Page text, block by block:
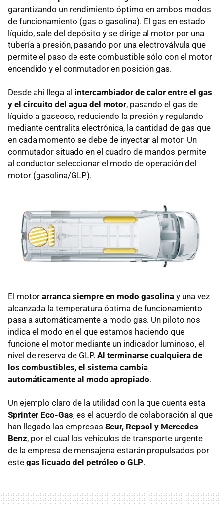
garantizando un rendimiento óptimo en ambos modos
de funcionamiento (gas o gasolina). El gas en estado
líquido, sale del depósito y se dirige al motor por una
tubería a presión, pasando por una electroválvula que
permite el paso de este combustible sólo con el motor
encendido y el conmutador en posición gas.
Desde ahí llega al intercambiador de calor entre el gas
y el circuito del agua del motor, pasando el gas de
líquido a gaseoso, reduciendo la presión y regulando
mediante centralita electrónica, la cantidad de gas que
en cada momento se debe de inyectar al motor. Un
conmutador situado en el cuadro de mandos permite
al conductor seleccionar el modo de operación del
motor (gasolina/GLP).
El motor arranca siempre en modo gasolina y una vez
alcanzada la temperatura óptima de funcionamiento
pasa a automáticamente a modo gas. Un piloto nos
indica el modo en el que estamos haciendo que
funcione el motor mediante un indicador luminoso, el
nivel de reserva de GLP. Al terminarse cualquiera de
los combustibles, el sistema cambia
automáticamente al modo apropiado.
Un ejemplo claro de la utilidad con la que cuenta esta
Sprinter Eco-Gas, es el acuerdo de colaboración al que
han llegado las empresas Seur, Repsol y Mercedes-
Benz, por el cual los vehículos de transporte urgente
de la empresa de mensajería estarán propulsados por
este gas licuado del petróleo o GLP.